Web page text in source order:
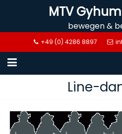
MTV
bewegen &
+49 (0) 4286 8897
Line-